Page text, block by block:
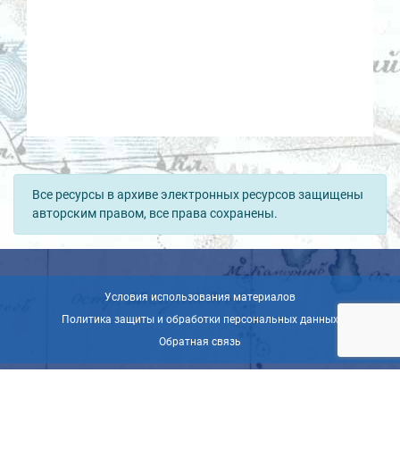
Все ресурсы в архиве электронных ресурсов защищены
авторским правом, все права сохранены.
Условия использования материалов
Политика защиты и обработки персональных данных
Обратная связь